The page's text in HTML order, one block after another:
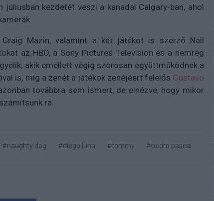
kezdetét veszi a kanadai Calgary-ban, ahol
Craig Mazin, valamint a két játékot is szerző Neil
az HBO, a Sony Pictures Television és a nemrég
akik emellett végig szorosan együttműködnek a
is, míg a zenét a játékok zenéjéért felelős Gustavo
továbbra sem ismert, de elnézve, hogy mikor
rá.
#naughty dog #diego luna #tommy #pedro pascal